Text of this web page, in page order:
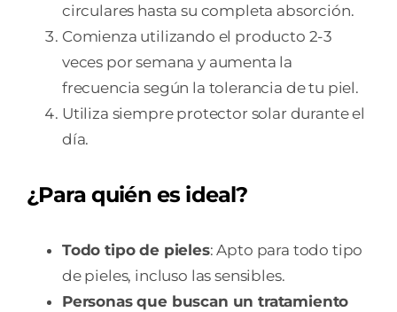
circulares hasta su completa absorción.
Comienza utilizando el producto 2-3
veces por semana y aumenta la
frecuencia según la tolerancia de tu piel.
Utiliza siempre protector solar durante el
día.
¿Para quién es ideal?
Todo tipo de pieles: Apto para todo tipo
de pieles, incluso las sensibles.
Personas que buscan un tratamiento